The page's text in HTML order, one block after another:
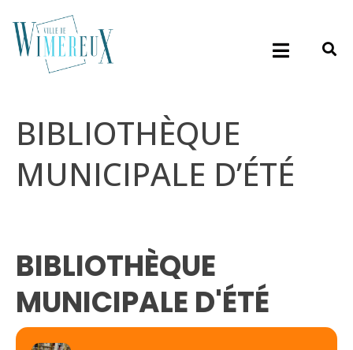
BIBLIOTHÈQUE
MUNICIPALE D’ÉTÉ
BIBLIOTHÈQUE
MUNICIPALE D'ÉTÉ